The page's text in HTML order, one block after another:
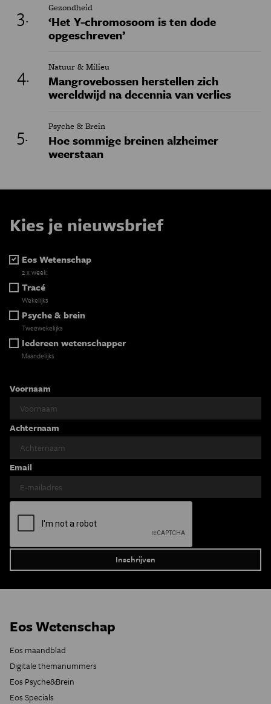
Gezondheid
‘Het Y-chromosoom is ten dode
opgeschreven’
Natuur & Milieu
Mangrovebossen herstellen zich
wereldwijd na decennia van verlies
Psyche & Brein
Hoe sommige breinen alzheimer
weerstaan
Kies je nieuwsbrief
Eos Wetenschap
2 x week
Tracé
Wekelijks
Psyche & brein
Tweewekelijks
Iedereen wetenschapper
Maandelijks
Voornaam
Achternaam
Email
Eos Wetenschap
Eos maandblad
Digitale themanummers
Eos Psyche&Brein
Eos Specials